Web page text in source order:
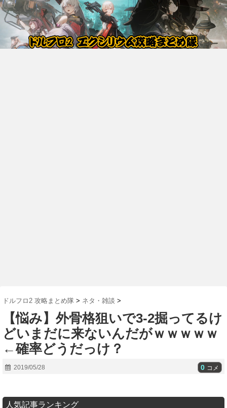
ドルフロ2 攻略まとめ隊 > ネタ・雑談 >
【悩み】外骨格狙いで3-2掘ってるけ
どいまだに来ないんだがｗｗｗｗｗ
←確率どうだっけ？
2019/05/28 0 コメ
人気記事ランキング